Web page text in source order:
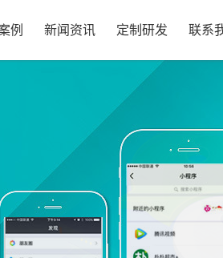
例 新闻资讯 定制研发 联系